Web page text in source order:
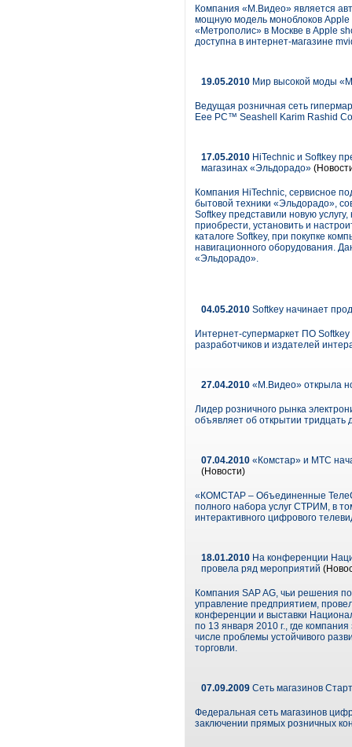
Компания «М.Видео» является
мощную модель моноблоков
«Метрополис» в Москве в Apple
доступна в интернет-магазине
19.05.2010 Мир высокой моды
Ведущая розничная сеть
Eee PC™ Seashell Karim Rashid
17.05.2010 HiTechnic и Softkey
магазинах «Эльдорадо»
Компания HiTechnic, сервисное
бытовой техники «Эльдорадо»,
Softkey представили новую
приобрести, установить и
каталоге Softkey, при покупке
навигационного оборудования.
«Эльдорадо».
04.05.2010 Softkey начинает
Интернет-супермаркет ПО
разработчиков и издателей
27.04.2010 «М.Видео» открыла
Лидер розничного рынка
объявляет об открытии тридцать
07.04.2010 «Комстар» и МТС
(Новости)
«КОМСТАР – Объединенные
полного набора услуг СТРИМ, в
интерактивного цифрового
18.01.2010 На конференции
провела ряд мероприятий
Компания SAP AG, чьи решения
управление предприятием,
конференции и выставки
по 13 января 2010 г., где
числе проблемы устойчивого
торговли.
07.09.2009 Сеть магазинов
Федеральная сеть магазинов
заключении прямых розничных